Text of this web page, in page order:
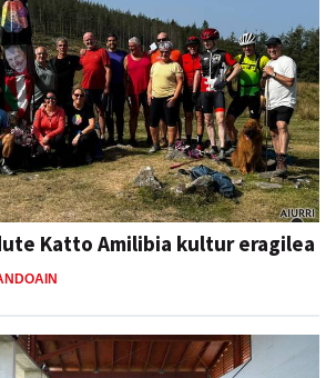
Katto Amilibia kultur eragilea